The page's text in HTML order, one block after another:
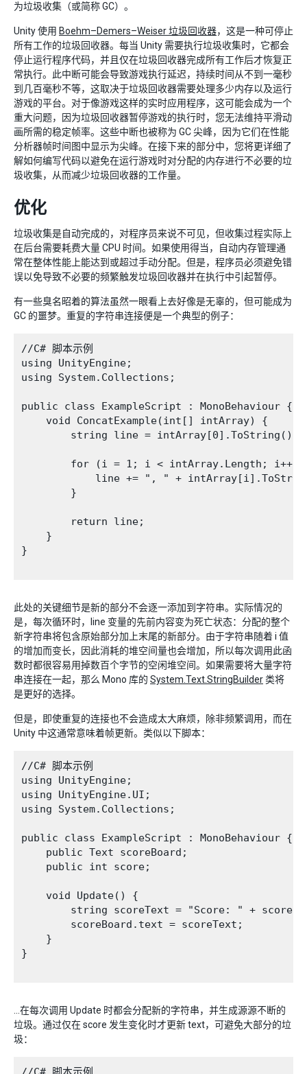
为垃圾收集（或简称 GC）。
Unity 使用 Boehm–Demers–Weiser 垃圾回收器，这是一种可停止
所有工作的垃圾回收器。每当 Unity 需要执行垃圾收集时，它都会
停止运行程序代码，并且仅在垃圾回收器完成所有工作后才恢复正
常执行。此中断可能会导致游戏执行延迟，持续时间从不到一毫秒
到几百毫秒不等，这取决于垃圾回收器需要处理多少内存以及运行
游戏的平台。对于像游戏这样的实时应用程序，这可能会成为一个
重大问题，因为垃圾回收器暂停游戏的执行时，您无法维持平滑动
画所需的稳定帧率。这些中断也被称为 GC 尖峰，因为它们在性能
分析器帧时间图中显示为尖峰。在接下来的部分中，您将更详细了
解如何编写代码以避免在运行游戏时对分配的内存进行不必要的垃
圾收集，从而减少垃圾回收器的工作量。
优化
垃圾收集是自动完成的，对程序员来说不可见，但收集过程实际上
在后台需要耗费大量 CPU 时间。如果使用得当，自动内存管理通
常在整体性能上能达到或超过手动分配。但是，程序员必须避免错
误以免导致不必要的频繁触发垃圾回收器并在执行中引起暂停。
有一些臭名昭着的算法虽然一眼看上去好像是无辜的，但可能成为
GC 的噩梦。重复的字符串连接便是一个典型的例子：
//C# 脚本示例
using UnityEngine;
using System.Collections;
public class ExampleScript : MonoBehaviour {
    void ConcatExample(int[] intArray) {
        string line = intArray[0].ToString();
for (i = 1; i < intArray.Length; i++)
line += ", " +
        }
        return line;
    }
}
此处的关键细节是新的部分不会逐一添加到字符串。实际情况的
是，每次循环时，line 变量的先前内容变为死亡状态：分配的整个
新字符串将包含原始部分加上末尾的新部分。由于字符串随着 i 值
的增加而变长，因此消耗的堆空间量也会增加，所以每次调用此函
数时都很容易用掉数百个字节的空闲堆空间。如果需要将大量字符
串连接在一起，那么 Mono 库的 System.Text.StringBuilder 类将
是更好的选择。
但是，即使重复的连接也不会造成太大麻烦，除非频繁调用，而在
Unity 中这通常意味着帧更新。类似以下脚本：
//C# 脚本示例
using UnityEngine;
using UnityEngine.UI;
using System.Collections;
public class ExampleScript : MonoBehaviour {
    public Text scoreBoard;
    public int score;
    void Update() {
string scoreText = "Score: " +
        scoreBoard.text = scoreText;
    }
}
…在每次调用 Update 时都会分配新的字符串，并生成源源不断的
垃圾。通过仅在 score 发生变化时才更新 text，可避免大部分的垃
圾：